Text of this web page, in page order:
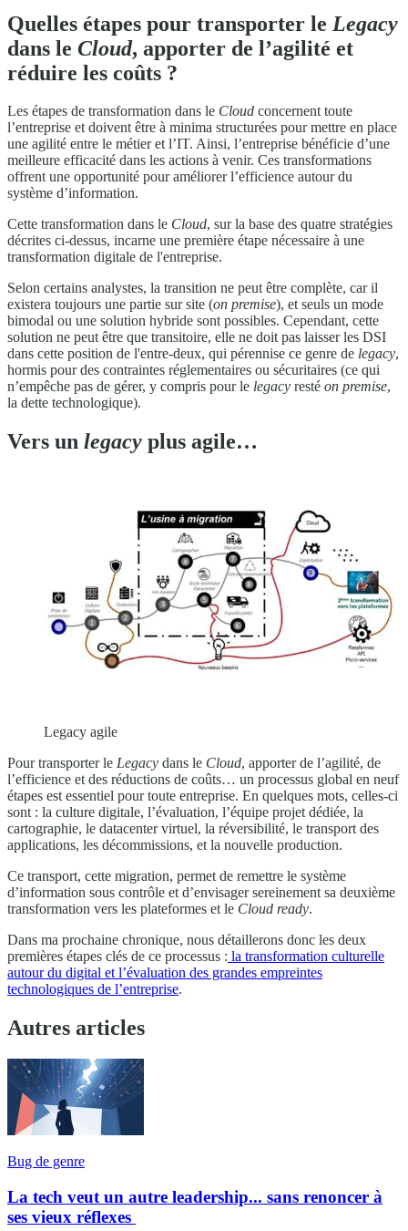
Quelles étapes pour transporter le Legacy
dans le Cloud, apporter de l’agilité et
réduire les coûts ?
Les étapes de transformation dans le Cloud concernent toute
l’entreprise et doivent être à minima structurées pour mettre en place
une agilité entre le métier et l’IT. Ainsi, l’entreprise bénéficie d’une
meilleure efficacité dans les actions à venir. Ces transformations
offrent une opportunité pour améliorer l’efficience autour du
système d’information.
Cette transformation dans le Cloud, sur la base des quatre stratégies
décrites ci-dessus, incarne une première étape nécessaire à une
transformation digitale de l'entreprise.
Selon certains analystes, la transition ne peut être complète, car il
existera toujours une partie sur site (on premise), et seuls un mode
bimodal ou une solution hybride sont possibles. Cependant, cette
solution ne peut être que transitoire, elle ne doit pas laisser les DSI
dans cette position de l'entre-deux, qui pérennise ce genre de legacy,
hormis pour des contraintes réglementaires ou sécuritaires (ce qui
n’empêche pas de gérer, y compris pour le legacy resté on premise,
la dette technologique).
Vers un legacy plus agile…
Legacy agile
Pour transporter le Legacy dans le Cloud, apporter de l’agilité, de
l’efficience et des réductions de coûts… un processus global en neuf
étapes est essentiel pour toute entreprise. En quelques mots, celles-ci
sont : la culture digitale, l’évaluation, l’équipe projet dédiée, la
cartographie, le datacenter virtuel, la réversibilité, le transport des
applications, les décommissions, et la nouvelle production.
Ce transport, cette migration, permet de remettre le système
d’information sous contrôle et d’envisager sereinement sa deuxième
transformation vers les plateformes et le Cloud ready.
Dans ma prochaine chronique, nous détaillerons donc les deux
premières étapes clés de ce processus : la transformation culturelle
autour du digital et l’évaluation des grandes empreintes
technologiques de l’entreprise.
Autres articles
Bug de genre
La tech veut un autre leadership... sans renoncer à
ses vieux réflexes